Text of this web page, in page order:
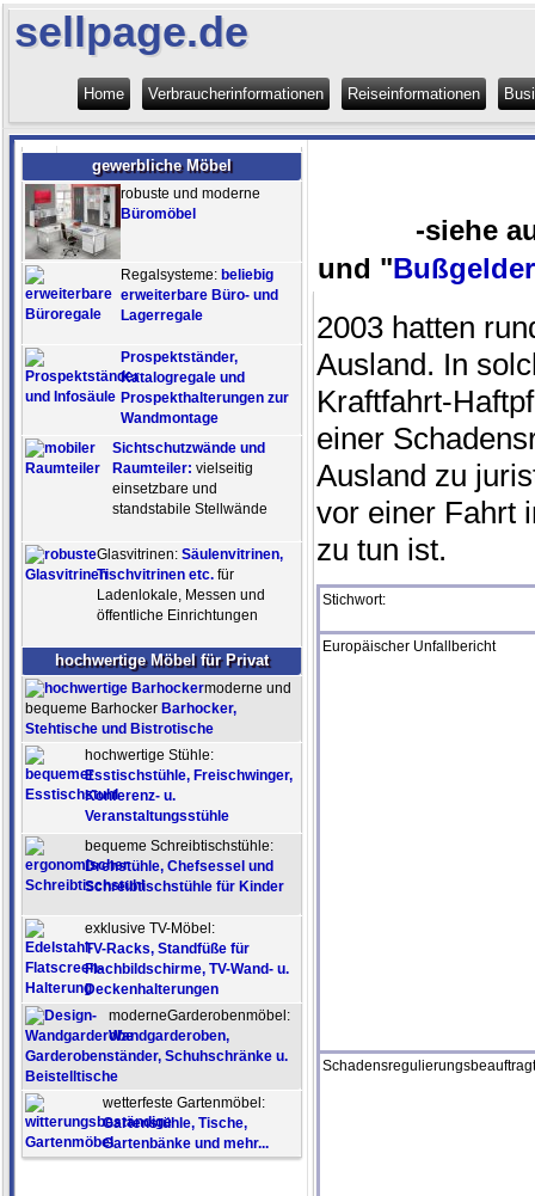
gewerbliche Möbel
robuste und moderne
Büromöbel
Regalsysteme: beliebig
erweiterbare Büro- und
Lagerregale
Prospektständer,
Katalogregale und
Prospekthalterungen zur
Wandmontage
Sichtschutzwände und
Raumteiler: vielseitig
einsetzbare und
standstabile Stellwände
Glasvitrinen: Säulenvitrinen,
Tischvitrinen etc.für
Ladenlokale, Messen und
öffentliche Einrichtungen
hochwertige Möbel für Privat
moderne und
bequeme Barhocker Barhocker,
Stehtische und Bistrotische
hochwertige Stühle:
Esstischstühle, Freischwinger,
Konferenz- u.
Veranstaltungsstühle
bequeme Schreibtischstühle:
Drehstühle, Chefsessel und
Schreibtischstühle für Kinder
exklusive TV-Möbel:
TV-Racks, Standfüße für
Flachbildschirme, TV-Wand- u.
Deckenhalterungen
moderneGarderobenmöbel:
Wandgarderoben,
Garderobenständer, Schuhschränke u.
Beistelltische
wetterfeste Gartenmöbel:
Gartenstühle, Tische,
Gartenbänke und mehr...
-siehe
und "
2003 hatten
Ausland. In
Kraftfahrt-
einer
Ausland zu
vor einer Fahrt
zu tun ist.
Stichwort:
Europäischer Unfallbericht
sellpage.de
Home Verbraucherinformationen Reiseinformationen